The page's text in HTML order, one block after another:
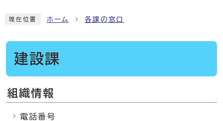
現在位置 ホーム 各課の窓口
建設課
組織情報
電話番号